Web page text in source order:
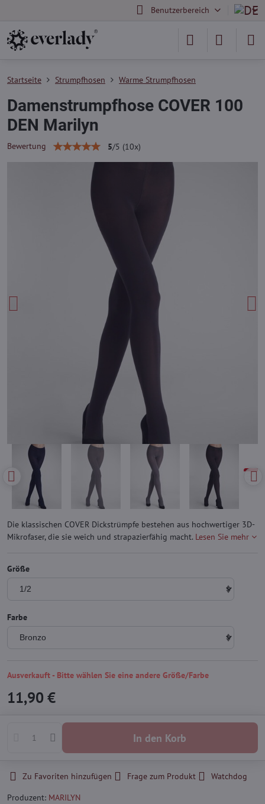
Benutzerbereich
Startseite Strumpfhosen Warme Strumpfhosen
Damenstrumpfhose COVER 100
DEN Marilyn
Bewertung 5/5 (10x)
Die klassischen COVER Dickstrümpfe bestehen aus hochwertiger 3D-
Mikrofaser, die sie weich und strapazierfähig macht. Lesen Sie mehr
Größe
Farbe
Ausverkauft - Bitte wählen Sie eine andere Größe/Farbe
11,90 €
In den Korb
Zu Favoriten hinzufügen Frage zum Produkt
Watchdog
Produzent: MARILYN